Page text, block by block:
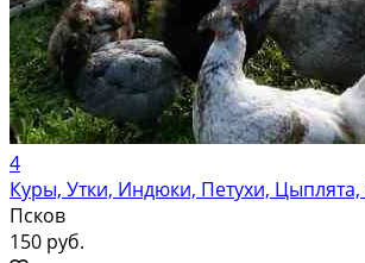
4
Куры, Утки, Индюки, Петухи,
Псков
150 руб.